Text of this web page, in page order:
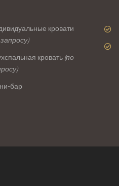
кровати
кровать (по
бар